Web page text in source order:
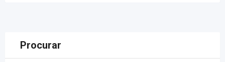
Procurar